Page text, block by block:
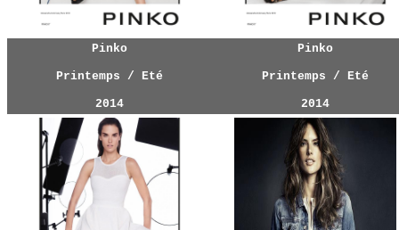
Pinko
Printemps / Eté
2014
Pinko
Printemps / Eté
2014